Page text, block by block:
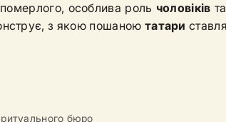
особлива роль чоловіків та
з якою пошаною татари
бюро